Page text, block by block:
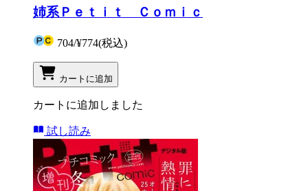
姉系Ｐｅｔｉｔ Ｃｏｍｉｃ
704/¥774(税込)
カートに追加
カートに追加しました
試し読み